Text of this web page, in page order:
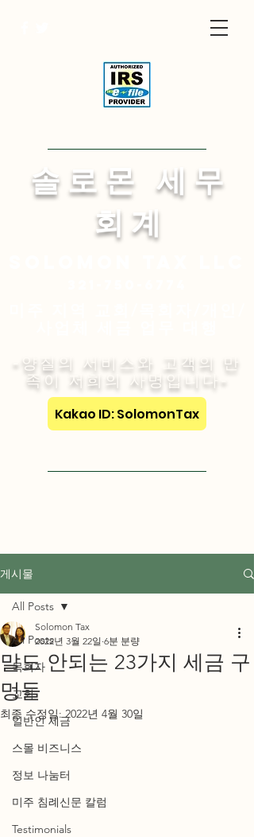
​솔 로 몬 세 무
회 계
-양질의 서비스와 고객의 만
족이 저희의 사명입니다-
Kakao ID: SolomonTax
게시물
All Posts
목회자
교회
일반인 세금
스몰 비즈니스
정보 나눔터
미주 침례신문 칼럼
Testimonials
All Posts
말도 안되는 23가지 세금 구
멍들
Solomon Tax
2022년 3월 22일 6분 분량
최종 수정일:2022년 4월 30일